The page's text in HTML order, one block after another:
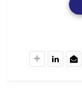
حج امسال تصریح